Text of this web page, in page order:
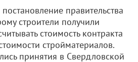
правительства
строители получили
стоимость контракта
стройматериалов.
принятия в Свердловской